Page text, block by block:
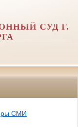
СУД Г.
СМИ